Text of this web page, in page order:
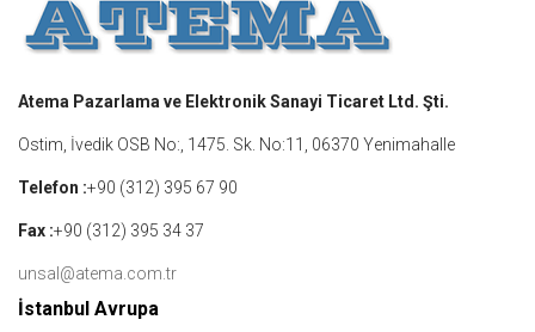
Atema Pazarlama ve Elektronik Sanayi Ticaret Ltd. Şti.
Ostim, İvedik OSB No:, 1475. Sk. No:11, 06370 Yenimahalle
Telefon :+90 (312) 395 67 90
Fax :+90 (312) 395 34 37
unsal@atema.com.tr
İstanbul Avrupa